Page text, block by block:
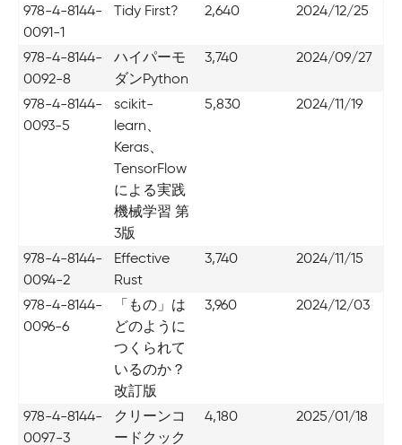
978-4-8144-
0091-1
Tidy First? 2,640 2024/12/25
978-4-8144-
0092-8
ハイパーモ
ダンPython
3,740 2024/09/27
978-4-8144-
0093-5
scikit-
learn、
Keras、
TensorFlow
による実践
機械学習 第
3版
5,830 2024/11/19
978-4-8144-
0094-2
Effective
Rust
3,740 2024/11/15
978-4-8144-
0096-6
「もの」は
どのように
つくられて
いるのか？
改訂版
3,960 2024/12/03
978-4-8144-
0097-3
クリーンコ
ードクック
4,180 2025/01/18